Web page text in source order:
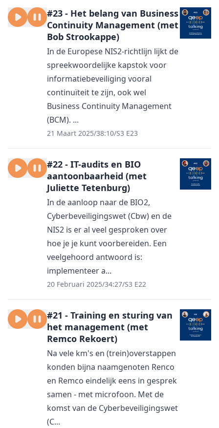
#23 - Het belang van Business
Continuity Management (met
Bob Strookappe)
In de Europese NIS2-richtlijn lijkt de
spreekwoordelijke kapstok voor
informatiebeveiliging vooral
continuïteit te zijn, ook wel
Business Continuity Management
(BCM). ...
21 Maart 2025/38:10/S3 E23
#22 - IT-audits en BIO
aantoonbaarheid (met
Juliette Tetenburg)
In de aanloop naar de BIO2,
Cyberbeveiligingswet (Cbw) en de
NIS2 is er al veel gesproken over
hoe je je kunt voorbereiden. Een
veelgehoord antwoord is:
implementeer a...
20 Februari 2025/34:27/S3 E22
#21 - Training en sturing van
het management (met
Remco Rekoert)
Na vele km's en (trein)overstappen
konden bijna naamgenoten Renco
en Remco eindelijk eens in gesprek
samen - met microfoon. Met de
komst van de Cyberbeveiligingswet
(C...